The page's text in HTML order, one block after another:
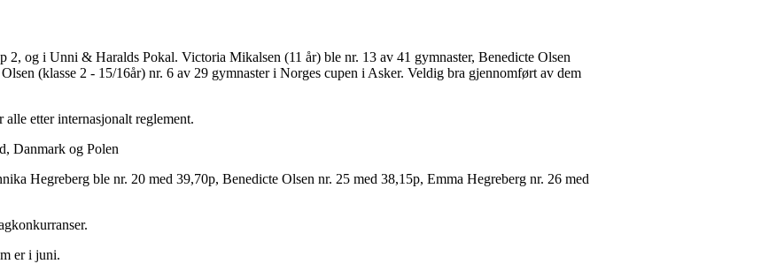
2, og i Unni & Haralds Pokal. Victoria Mikalsen (11 år) ble nr. 13 av 41 gymnaster, Benedicte Olsen
(klasse 2 - 15/16år) nr. 6 av 29 gymnaster i Norges cupen i Asker. Veldig bra gjennomført av dem
etter internasjonalt reglement.
Danmark og Polen
Hegreberg ble nr. 20 med 39,70p, Benedicte Olsen nr. 25 med 38,15p, Emma Hegreberg nr. 26 med
er i juni.